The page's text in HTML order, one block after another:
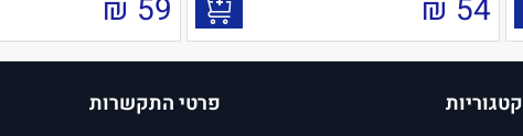
54
₪
59
₪
קטגוריות פרטי התקשרות